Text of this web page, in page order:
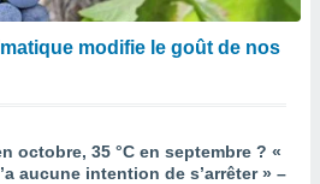
modifie le goût de nos
octobre, 35 °C en septembre ? «
aucune intention de s’arrêter » –